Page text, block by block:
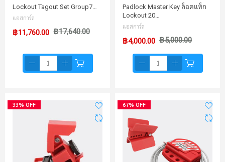
Lockout Tagout Set Group7…
แอสการ์ด
฿11,760.00 ฿17,640.00
Padlock Master Key ล็อคแท็ก
Lockout 20…
แอสการ์ด
฿4,000.00 ฿5,000.00
33% OFF 67% OFF